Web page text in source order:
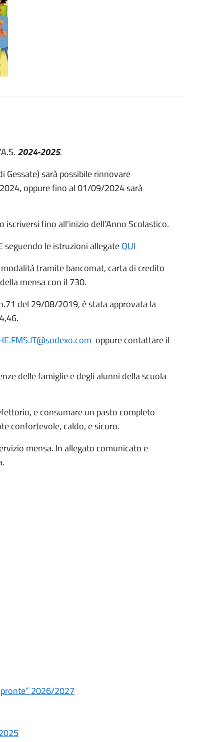
2024-2025.
Gessate) sarà possibile rinnovare
oppure fino al 01/09/2024 sarà
iscriversi fino all’inizio dell’Anno Scolastico.
seguendo le istruzioni allegateQUI
tramite bancomat, carta di credito
mensa con il 730.
del 29/08/2019, è stata approvata la
oppure contattare il
delle famiglie e degli alunni della scuola
e consumare un pasto completo
confortevole, caldo, e sicuro.
mensa. In allegato comunicato e
2026/2027